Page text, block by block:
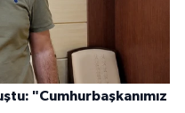
"Cumhurbaşkanımız